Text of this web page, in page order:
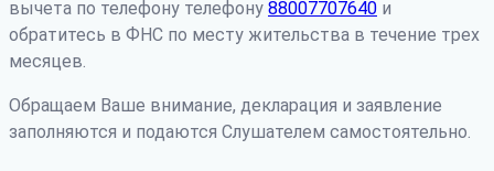
вычета по телефону телефону 88007707640 и
обратитесь в ФНС по месту жительства в течение трех
месяцев.
Обращаем Ваше внимание, декларация и заявление
заполняются и подаются Слушателем самостоятельно.